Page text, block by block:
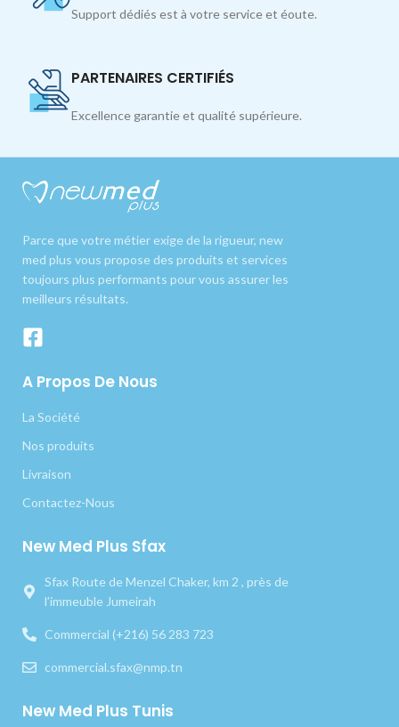
Support dédiés est à votre service et éoute.
PARTENAIRES CERTIFIÉS
Excellence garantie et qualité supérieure.
Parce que votre métier exige de la rigueur, new
med plus vous propose des produits et services
toujours plus performants pour vous assurer les
meilleurs résultats.
A Propos De Nous
La Société
Nos produits
Livraison
Contactez-Nous
New Med Plus Sfax
Sfax Route de Menzel Chaker, km 2 , près de
l’immeuble Jumeirah
Commercial (+216) 56 283 723
commercial.sfax@nmp.tn
New Med Plus Tunis